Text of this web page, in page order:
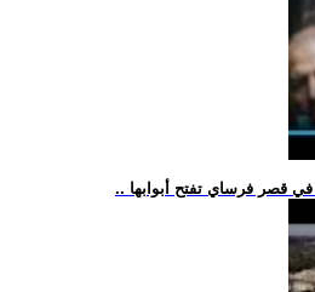
في قصر فرساي تفتح أبوابها